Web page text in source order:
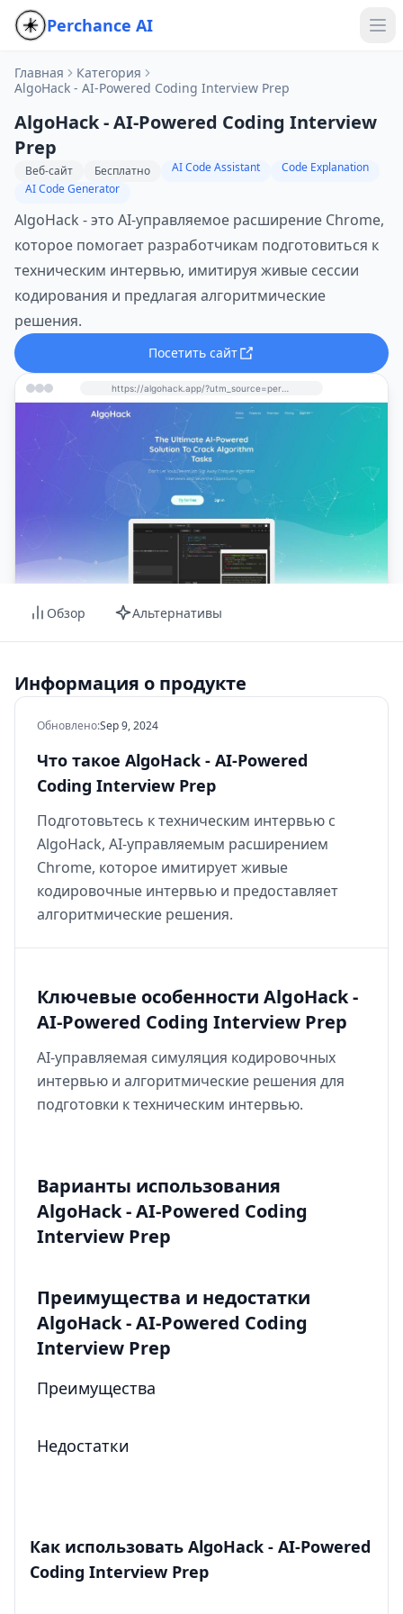
Perchance AI
Главная
Категория
AlgoHack - AI-Powered Coding Interview Prep
AlgoHack - AI-Powered Coding Interview
Prep
Веб-сайт Бесплатно AI Code Assistant
Code Explanation
AI Code Generator
AlgoHack - это AI-управляемое расширение Chrome,
которое помогает разработчикам подготовиться к
техническим интервью, имитируя живые сессии
кодирования и предлагая алгоритмические
решения.
Посетить сайт
Обзор Альтернативы
Информация о продукте
Обновлено:Sep 9, 2024
Что такое AlgoHack - AI-Powered
Coding Interview Prep
Подготовьтесь к техническим интервью с
AlgoHack, AI-управляемым расширением
Chrome, которое имитирует живые
кодировочные интервью и предоставляет
алгоритмические решения.
Ключевые особенности AlgoHack -
AI-Powered Coding Interview Prep
AI-управляемая симуляция кодировочных
интервью и алгоритмические решения для
подготовки к техническим интервью.
Варианты использования
AlgoHack - AI-Powered Coding
Interview Prep
Преимущества и недостатки
AlgoHack - AI-Powered Coding
Interview Prep
Преимущества
Недостатки
Как использовать AlgoHack - AI-Powered
Coding Interview Prep